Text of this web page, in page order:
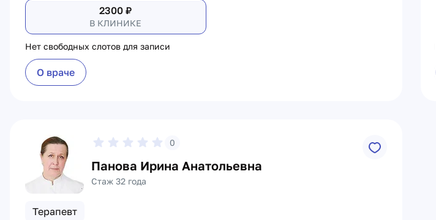
2300 ₽
В КЛИНИКЕ
Нет свободных слотов для записи
О враче
0
Панова Ирина Анатольевна
Стаж 32 года
Терапевт